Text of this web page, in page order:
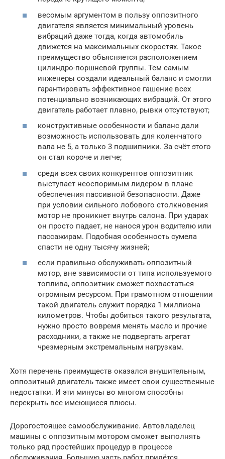
весомым аргументом в пользу оппозитного
двигателя является минимальный уровень
вибраций даже тогда, когда автомобиль
движется на максимальных скоростях. Такое
преимущество объясняется расположением
цилиндро-поршневой группы. Тем самым
инженеры создали идеальный баланс и смогли
гарантировать эффективное гашение всех
потенциально возникающих вибраций. От этого
двигатель работает плавно, рывки отсутствуют;
конструктивные особенности и баланс дали
возможность использовать для коленчатого
вала не 5, а только 3 подшипники. За счёт этого
он стал короче и легче;
среди всех своих конкурентов оппозитник
выступает неоспоримым лидером в плане
обеспечения пассивной безопасности. Даже
при условии сильного лобового столкновения
мотор не проникнет внутрь салона. При ударах
он просто падает, не нанося урон водителю или
пассажирам. Подобная особенность сумела
спасти не одну тысячу жизней;
если правильно обслуживать оппозитный
мотор, вне зависимости от типа используемого
топлива, оппозитник сможет похвастаться
огромным ресурсом. При грамотном отношении
такой двигатель служит порядка 1 миллиона
километров. Чтобы добиться такого результата,
нужно просто вовремя менять масло и прочие
расходники, а также не подвергать агрегат
чрезмерным экстремальным нагрузкам.
Хотя перечень преимуществ оказался внушительным,
оппозитный двигатель также имеет свои существенные
недостатки. И эти минусы во многом способны
перекрыть все имеющиеся плюсы.
Дорогостоящее самообслуживание. Автовладелец
машины с оппозитным мотором сможет выполнять
только ряд простейших процедур в процессе